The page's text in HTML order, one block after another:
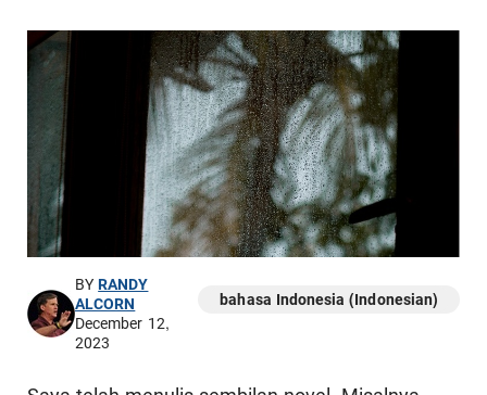
BYRANDY
ALCORN
December 12,
2023
bahasa Indonesia (Indonesian)